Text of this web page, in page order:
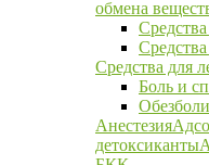
обмена
Средства для
Боль и
Анестезия
детоксиканты